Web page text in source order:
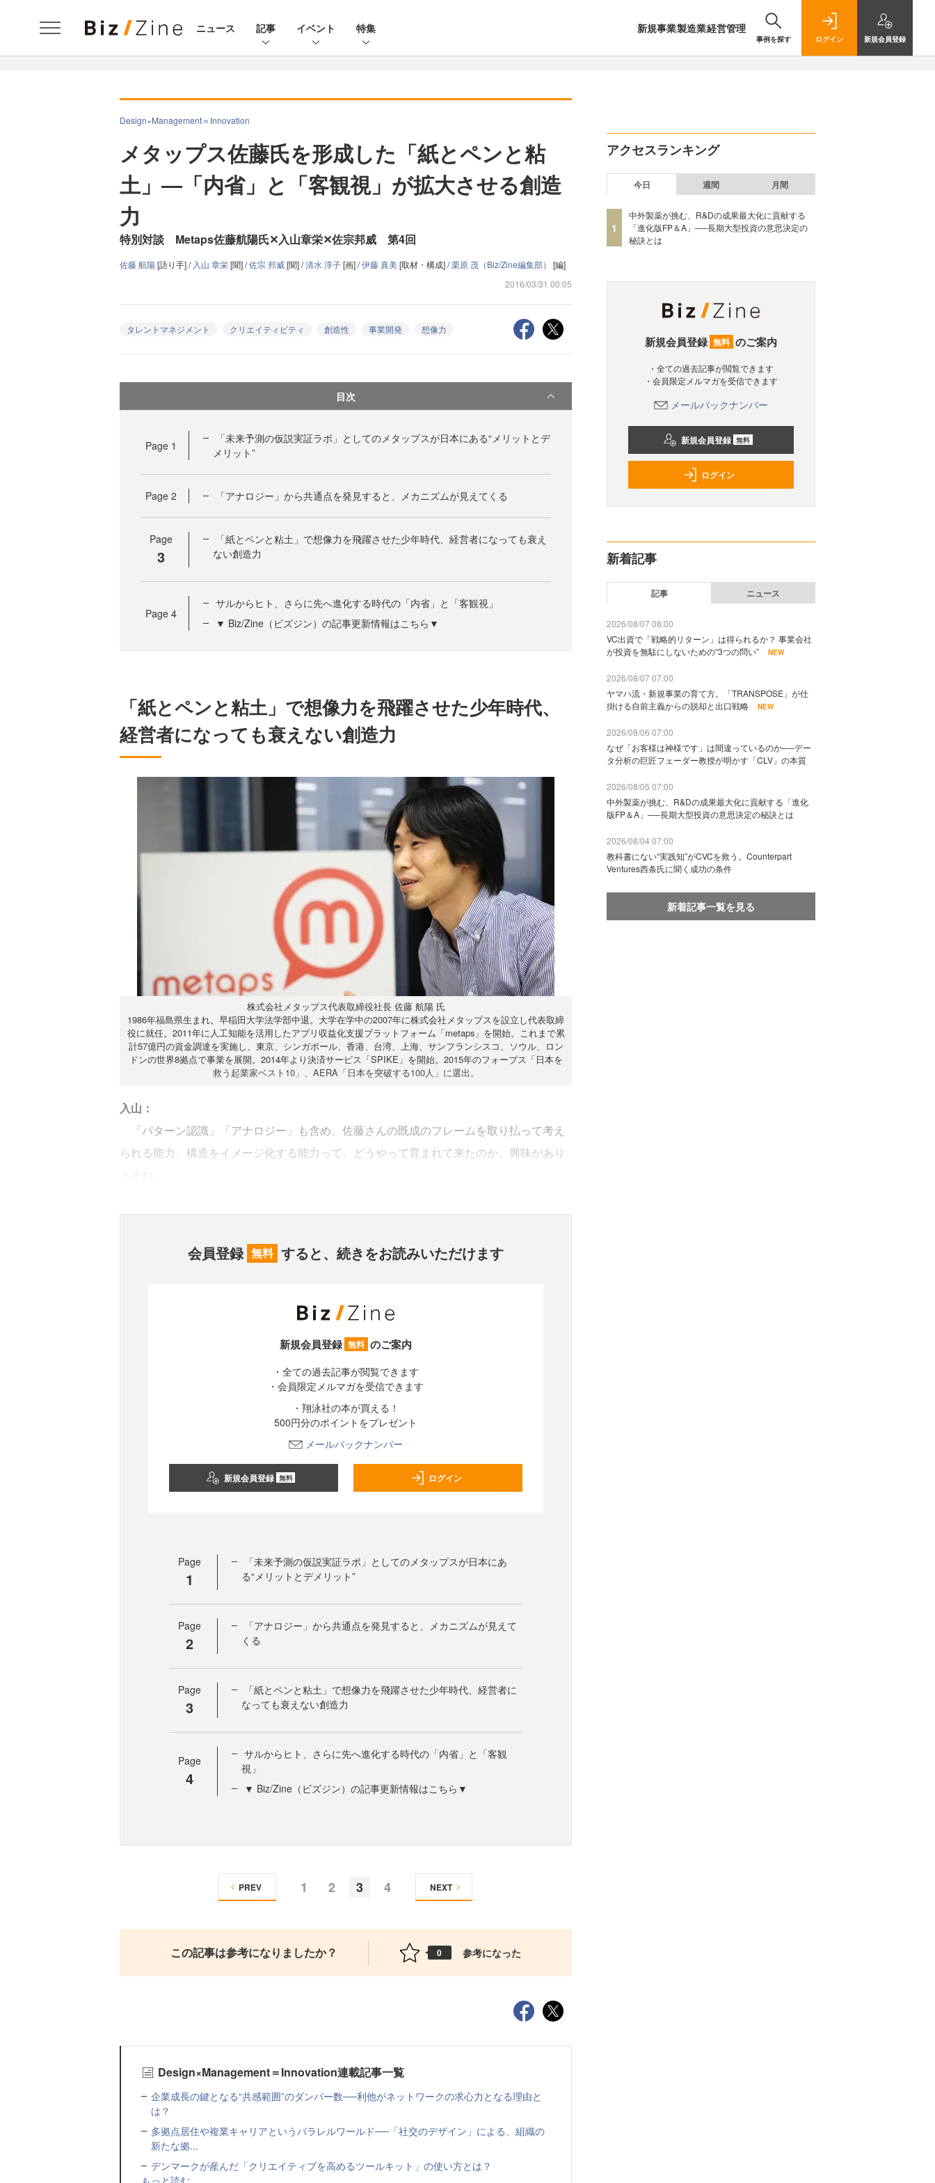
ニュース 記事 イベント 特集 新規事業製造業経営管理
事例を探す ログイン 新規会員登録
Design×Management＝Innovation
メタップス佐藤氏を形成した「紙とペンと粘
土」―「内省」と「客観視」が拡大させる創造
力
特別対談 Metaps佐藤航陽氏✕入山章栄✕佐宗邦威 第4回
佐藤 航陽[語り手] / 入山 章栄[聞] /佐宗 邦威[聞] /清水 淳子[画] /伊藤 真美[取材・構成] /栗原 茂（Biz/Zine編集部） [編]
2016/03/31 00:05
タレントマネジメント クリエイティビティ 創造性 事業開発 想像力
目次
Page 1
「未来予測の仮説実証ラボ」としてのメタップスが日本にある“メリットとデ
メリット”
Page 2 「アナロジー」から共通点を発見すると、メカニズムが見えてくる
Page
3
「紙とペンと粘土」で想像力を飛躍させた少年時代、経営者になっても衰え
ない創造力
Page 4
サルからヒト、さらに先へ進化する時代の「内省」と「客観視」
▼ Biz/Zine（ビズジン）の記事更新情報はこちら▼
「紙とペンと粘土」で想像力を飛躍させた少年時代、
経営者になっても衰えない創造力
株式会社メタップス代表取締役社長 佐藤 航陽 氏
1986年福島県生まれ。早稲田大学法学部中退。大学在学中の2007年に株式会社メタップスを設立し代表取締
役に就任。2011年に人工知能を活用したアプリ収益化支援プラットフォーム「metaps」を開始。これまで累
計57億円の資金調達を実施し、東京、シンガポール、香港、台湾、上海、サンフランシスコ、ソウル、ロン
ドンの世界8拠点で事業を展開。2014年より決済サービス「SPIKE」を開始。2015年のフォーブス「日本を
救う起業家ベスト10」、AERA「日本を突破する100人」に選出。
入山：
「パターン認識」「アナロジー」も含め、佐藤さんの既成のフレームを取り払って考え
られる能力、構造をイメージ化する能力って、どうやって育まれて来たのか、興味があり
会員登録 無料 すると、続きをお読みいただけます
新規会員登録 無料 のご案内
・全ての過去記事が閲覧できます
・会員限定メルマガを受信できます
・翔泳社の本が買える！
500円分のポイントをプレゼント
メールバックナンバー
新規会員登録 無料 ログイン
Page
1
「未来予測の仮説実証ラボ」としてのメタップスが日本にあ
る“メリットとデメリット”
Page
2
「アナロジー」から共通点を発見すると、メカニズムが見えて
くる
Page
3
「紙とペンと粘土」で想像力を飛躍させた少年時代、経営者に
なっても衰えない創造力
Page
4
サルからヒト、さらに先へ進化する時代の「内省」と「客観
視」
▼ Biz/Zine（ビズジン）の記事更新情報はこちら▼
1 2 3 4
PREV NEXT
この記事は参考になりましたか？ 0 参考になった
Design×Management＝Innovation連載記事一覧
企業成長の鍵となる“共感範囲”のダンバー数──利他がネットワークの求心力となる理由と
は？
多拠点居住や複業キャリアというパラレルワールド──「社交のデザイン」による、組織の
新たな拠...
デンマークが産んだ「クリエイティブを高めるツールキット」の使い方とは？
もっと読む
アクセスランキング
今日 週間 月間
1
中外製薬が挑む、R&Dの成果最大化に貢献する
「進化版FP＆A」──長期大型投資の意思決定の
秘訣とは
新規会員登録 無料 のご案内
・全ての過去記事が閲覧できます
・会員限定メルマガを受信できます
メールバックナンバー
新規会員登録 無料
ログイン
新着記事
記事 ニュース
2026/08/07 08:00
VC出資で「戦略的リターン」は得られるか？ 事業会社
が投資を無駄にしないための“3つの問い”
NEW
2026/08/07 07:00
ヤマハ流・新規事業の育て方。「TRANSPOSE」が仕
掛ける自前主義からの脱却と出口戦略
NEW
2026/08/06 07:00
なぜ「お客様は神様です」は間違っているのか──デー
タ分析の巨匠フェーダー教授が明かす「CLV」の本質
2026/08/05 07:00
中外製薬が挑む、R&Dの成果最大化に貢献する「進化
版FP＆A」──長期大型投資の意思決定の秘訣とは
2026/08/04 07:00
教科書にない“実践知”がCVCを救う。Counterpart
Ventures西条氏に聞く成功の条件
新着記事一覧を見る